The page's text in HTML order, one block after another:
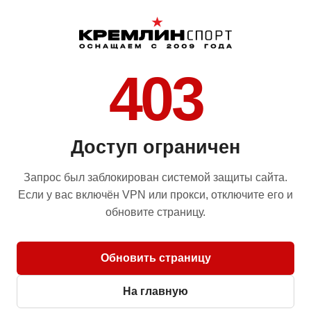
403
Доступ ограничен
Запрос был заблокирован системой защиты сайта.
Если у вас включён VPN или прокси, отключите его и
обновите страницу.
Обновить страницу
На главную